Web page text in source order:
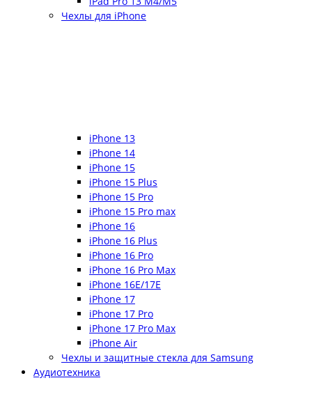
Чехлы для iPhone
iPhone 13
iPhone 14
iPhone 15
iPhone 15 Plus
iPhone 15 Pro
iPhone 15 Pro max
iPhone 16
iPhone 16 Plus
iPhone 16 Pro
iPhone 16 Pro Max
iPhone 16E/17E
iPhone 17
iPhone 17 Pro
iPhone 17 Pro Max
iPhone Air
Чехлы и защитные стекла для Samsung
Аудиотехника